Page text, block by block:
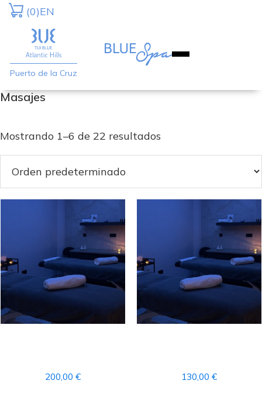
Saltar
navegación
principal
Saltar
contenido
principal
(0)EN
Puerto de la Cruz
Masajes
Mostrando 1–6 de 22 resultados
200,00€ 130,00 €